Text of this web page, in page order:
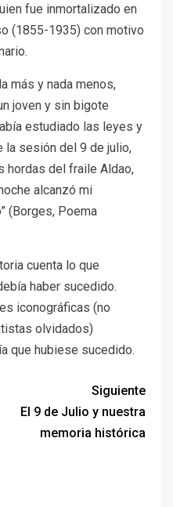
fue inmortalizado en
(1855-1935) con motivo
más y nada menos,
joven y sin bigote
estudiado las leyes y
la sesión del 9 de julio,
hordas del fraile Aldao,
alcanzó mi
(Borges, Poema
cuenta lo que
haber sucedido.
iconográficas (no
olvidados)
que hubiese sucedido.
Siguiente
El 9 de Julio y nuestra
memoria histórica